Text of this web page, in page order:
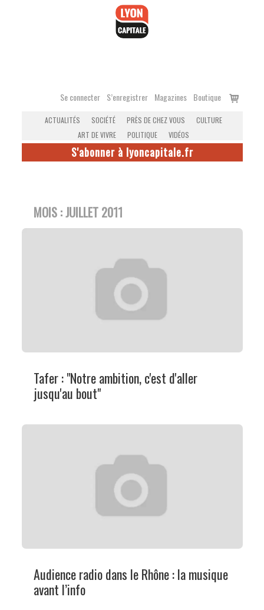
Se connecter S’enregistrer Magazines Boutique
Voir
ACTUALITÉS SOCIÉTÉ PRÈS DE CHEZ VOUS
CULTURE
ART DE VIVRE
POLITIQUE VIDÉOS
S'abonner à lyoncapitale.fr
MOIS :JUILLET 2011
Tafer : "Notre ambition, c'est d'aller
jusqu'au bout"
Audience radio dans le Rhône : la musique
avant l’info